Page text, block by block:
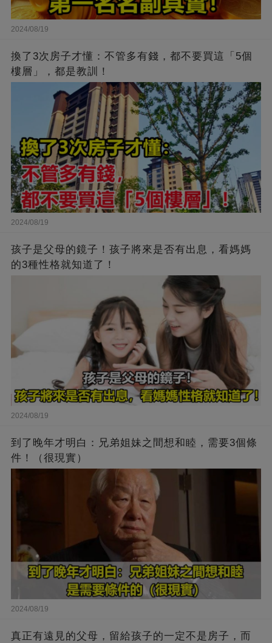
2024/08/19
換了3次房子才懂：不管多有錢，都不要買這「5個
樓層」，都是教訓！
2024/08/19
孩子是父母的鏡子！孩子將來是否有出息，看媽媽
的3種性格就知道了！
2024/08/19
到了晚年才明白：兄弟姐妹之間想和睦，需要3個條
件！（很現實）
2024/08/19
真正有遠見的父母，留給孩子的一定不是房子，而